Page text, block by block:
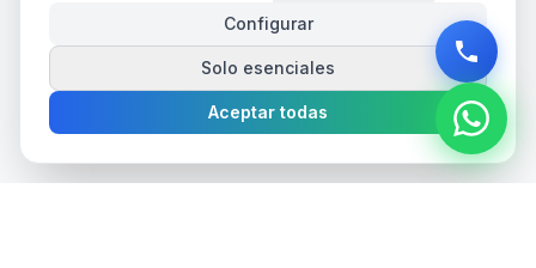
Configurar
Solo esenciales
Aceptar todas